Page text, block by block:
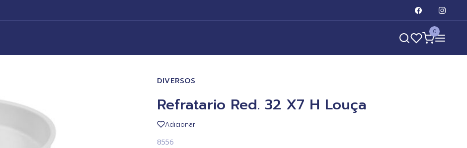
0
DIVERSOS
Refratario Red. 32 X7 H Louça
Adicionar
8556